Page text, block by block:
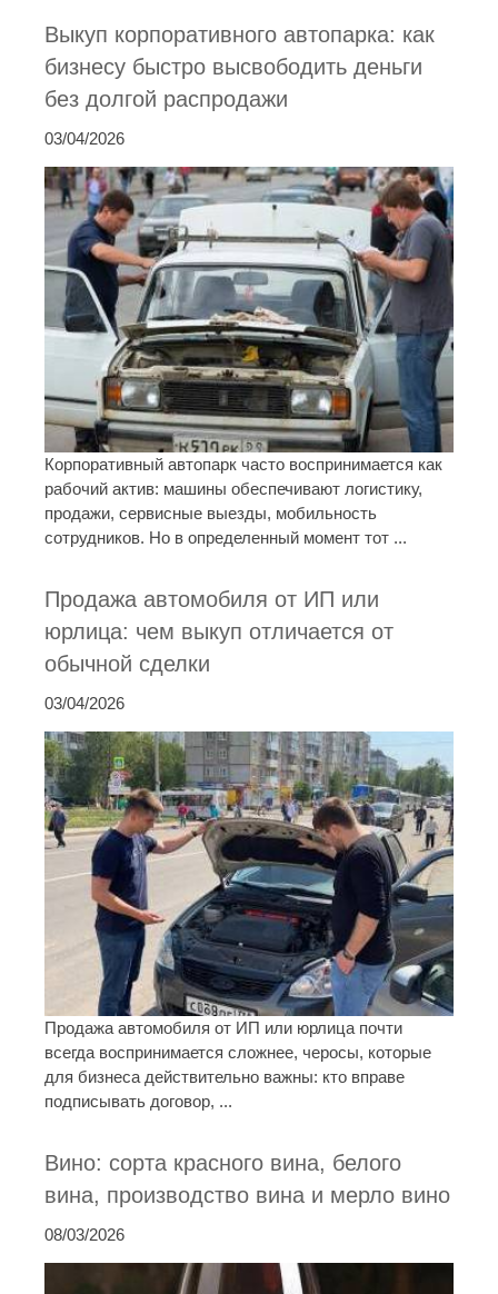
Выкуп корпоративного автопарка: как
бизнесу быстро высвободить деньги
без долгой распродажи
03/04/2026
Корпоративный автопарк часто воспринимается как
рабочий актив: машины обеспечивают логистику,
продажи, сервисные выезды, мобильность
сотрудников. Но в определенный момент тот ...
Продажа автомобиля от ИП или
юрлица: чем выкуп отличается от
обычной сделки
03/04/2026
Продажа автомобиля от ИП или юрлица почти
всегда воспринимается сложнее, черосы, которые
для бизнеса действительно важны: кто вправе
подписывать договор, ...
Вино: сорта красного вина, белого
вина, производство вина и мерло вино
08/03/2026